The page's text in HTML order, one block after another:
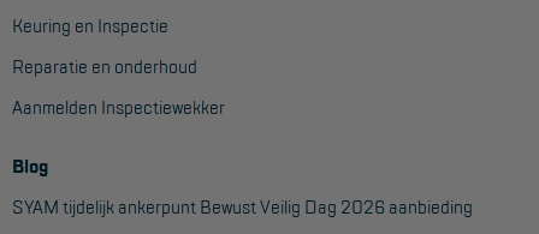
Masthoogwerkers
Autohoogwerkers
Project toepassingen
Hoogbouw
Keuring en Inspectie
Reparatie en onderhoud
Aanmelden Inspectiewekker
Blog
SYAM tijdelijk ankerpunt Bewust Veilig Dag 2026 aanbieding